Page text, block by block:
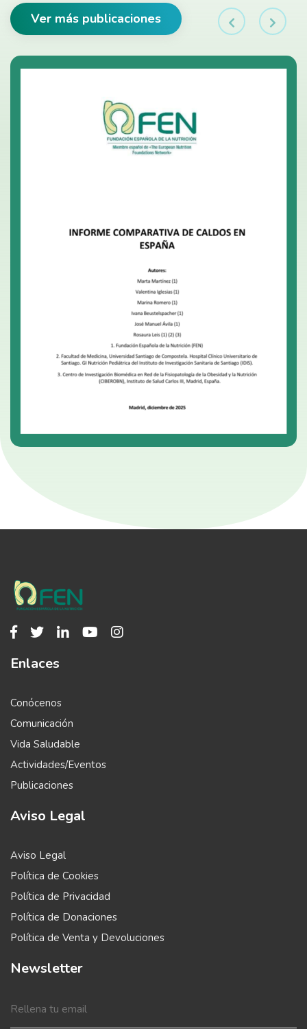
Ver más publicaciones
Enlaces
Conócenos
Comunicación
Vida Saludable
Actividades/Eventos
Publicaciones
Aviso Legal
Aviso Legal
Política de Cookies
Política de Privacidad
Política de Donaciones
Política de Venta y Devoluciones
Newsletter